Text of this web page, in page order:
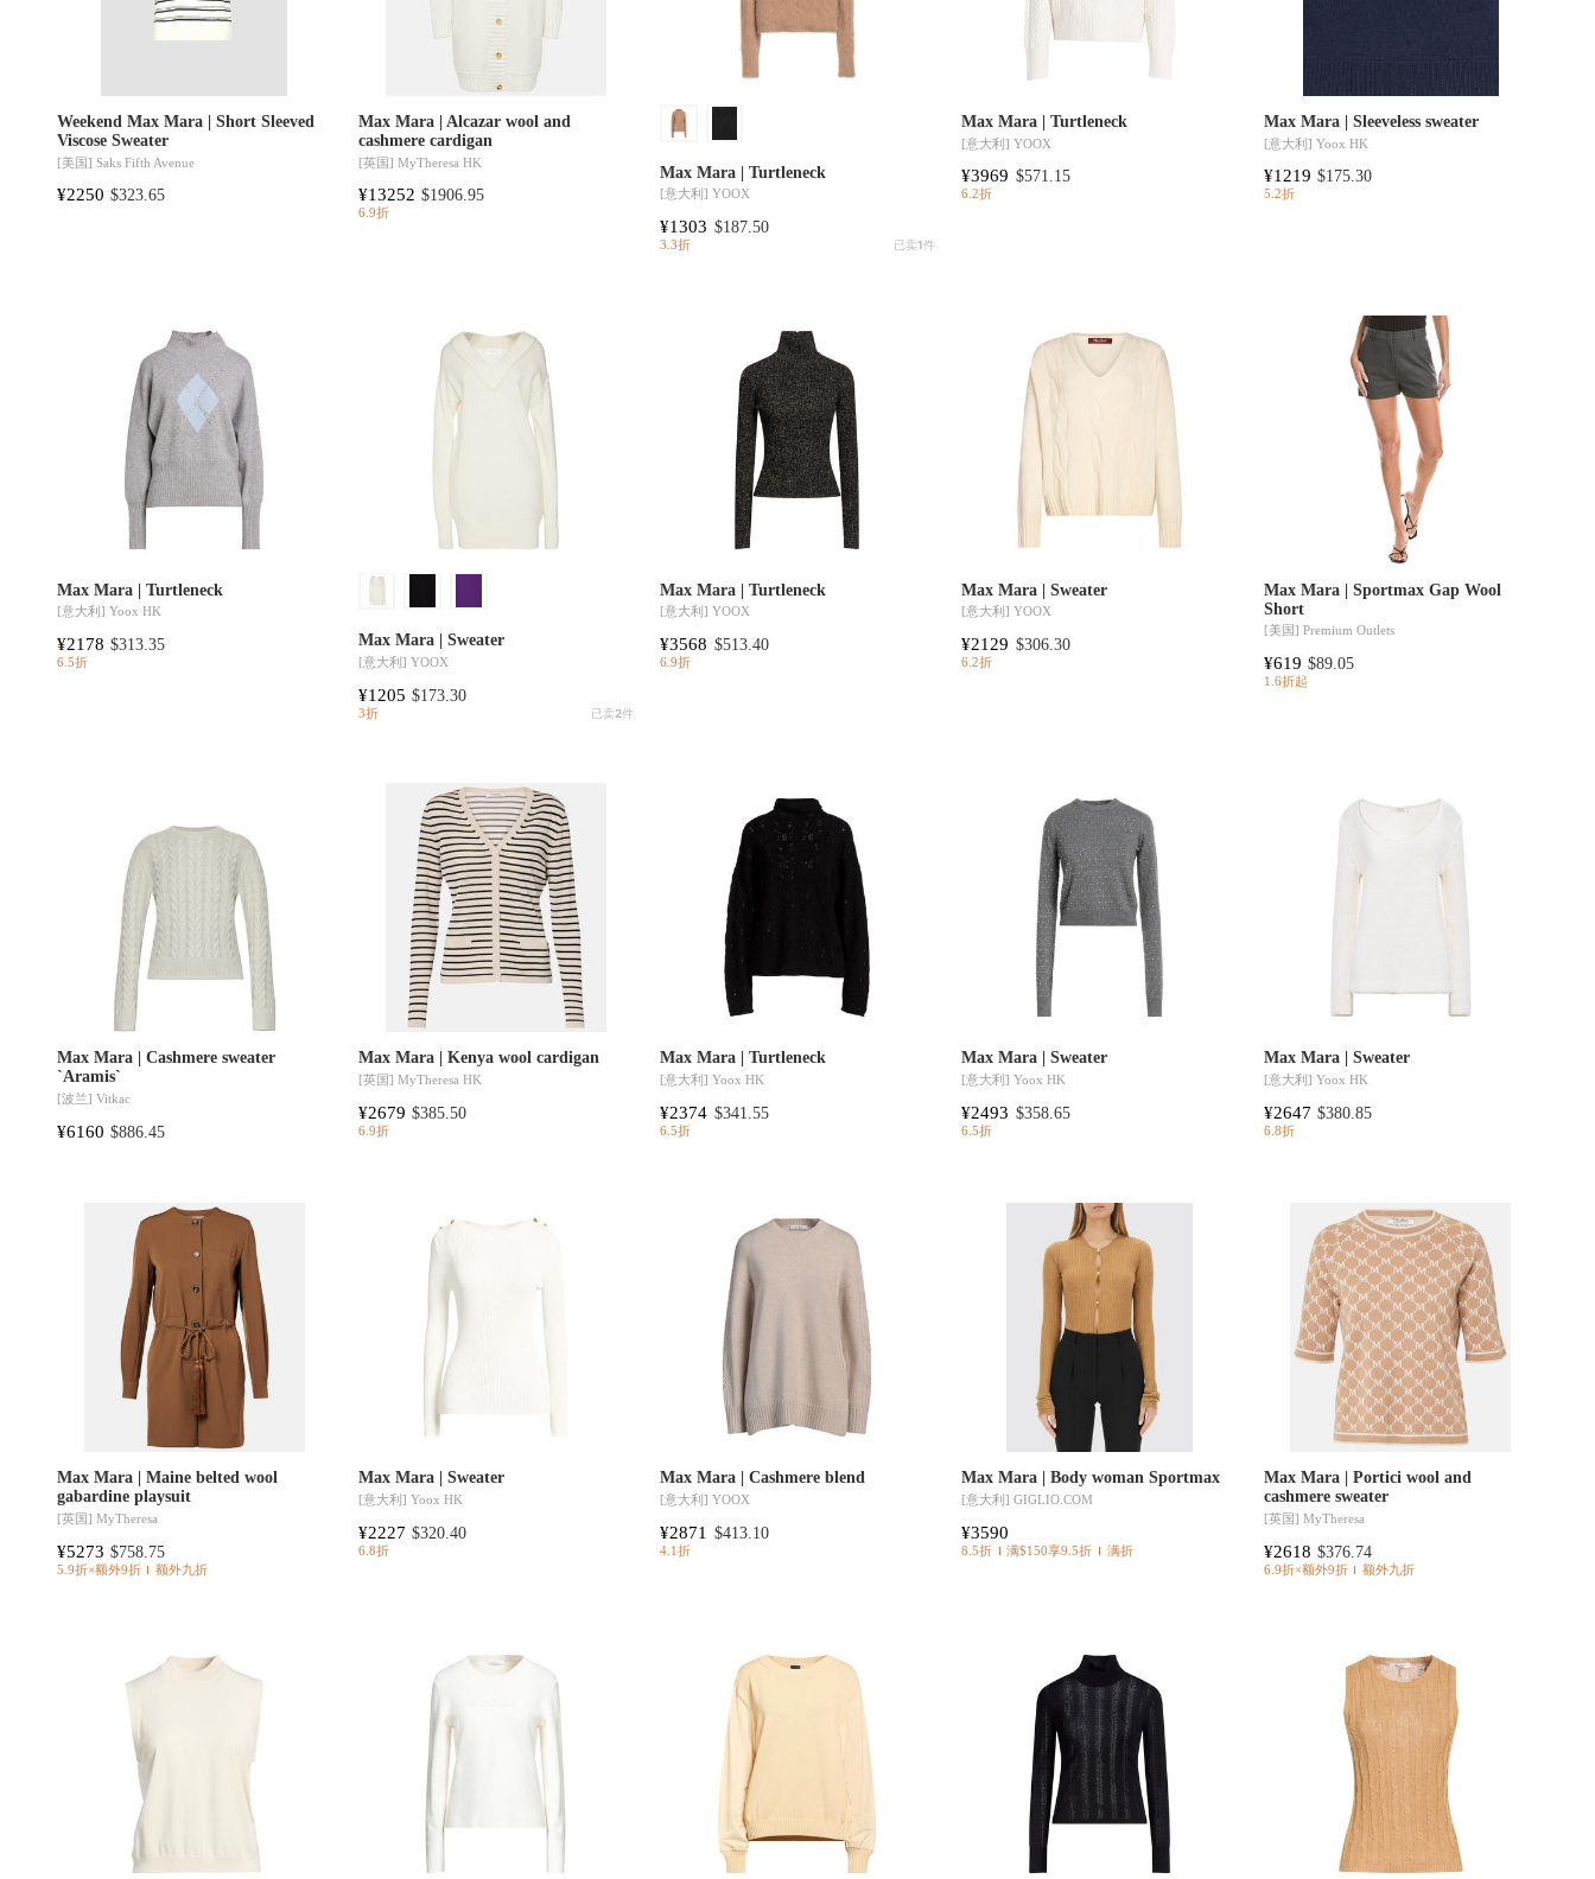
Weekend Max Mara | Short Sleeved
Viscose Sweater
[美国] Saks Fifth Avenue
¥2250 $323.65
Max Mara | Alcazar wool and
cashmere cardigan
[英国] MyTheresa HK
¥13252 $1906.95
6.9折
Max Mara | Turtleneck
[意大利]YOOX
¥1303 $187.50
3.3折 已卖1件
Max Mara | Turtleneck
[意大利]YOOX
¥3969 $571.15
6.2折
Max Mara | Sleeveless sweater
[意大利] Yoox HK
¥1219 $175.30
5.2折
Max Mara | Turtleneck
[意大利] Yoox HK
¥2178 $313.35
6.5折
Max Mara | Sweater
[意大利] YOOX
¥1205 $173.30
3折 已卖2件
Max Mara | Turtleneck
[意大利]YOOX
¥3568 $513.40
6.9折
Max Mara | Sweater
[意大利]YOOX
¥2129 $306.30
6.2折
Max Mara | Sportmax Gap Wool
Short
[美国] Premium Outlets
¥619 $89.05
1.6折起
Max Mara | Cashmere sweater
`Aramis`
[波兰] Vitkac
¥6160 $886.45
Max Mara | Kenya wool cardigan
[英国] MyTheresa HK
¥2679 $385.50
6.9折
Max Mara | Turtleneck
[意大利]Yoox HK
¥2374 $341.55
6.5折
Max Mara | Sweater
[意大利]Yoox HK
¥2493 $358.65
6.5折
Max Mara | Sweater
[意大利] Yoox HK
¥2647 $380.85
6.8折
Max Mara | Maine belted wool
gabardine playsuit
[英国] MyTheresa
¥5273 $758.75
5.9折×额外9折 额外九折
Max Mara | Sweater
[意大利] Yoox HK
¥2227 $320.40
6.8折
Max Mara | Cashmere blend
[意大利]YOOX
¥2871 $413.10
4.1折
Max Mara | Body woman Sportmax
[意大利]GIGLIO.COM
¥3590
8.5折 满$150享9.5折 满折
Max Mara | Portici wool and
cashmere sweater
[英国] MyTheresa
¥2618 $376.74
6.9折×额外9折 额外九折